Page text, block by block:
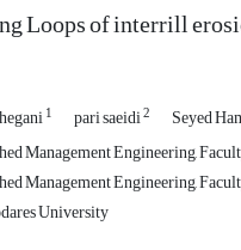
Loops of interrill
1 pari saeidi2 Seyed
Management Engineering,
Management Engineering,
University